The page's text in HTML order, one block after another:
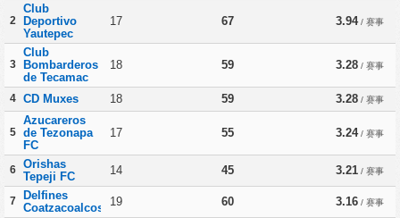
2
Club
Deportivo
Yautepec
17 67 3.94/ 赛事
3
Club
Bombarderos
de Tecamac
18 59 3.28 / 赛事
4 CD Muxes 18 59 3.28 / 赛事
5
Azucareros
de Tezonapa
FC
17 55 3.24/ 赛事
6
Orishas
Tepeji FC
14 45 3.21 / 赛事
7
Delfines
Coatzacoalcos
19 60 3.16 / 赛事